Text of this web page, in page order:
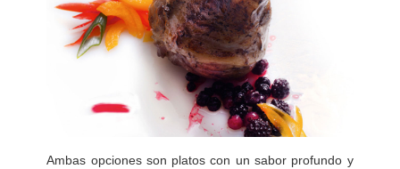
Ambas opciones son platos con un sabor profundo y